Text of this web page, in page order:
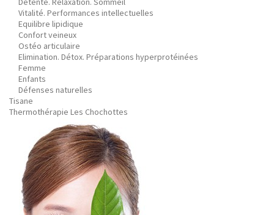
Vitalité. Performances intellectuelles
Equilibre lipidique
Confort veineux
Ostéo articulaire
Elimination. Détox. Préparations hyperprotéinées
Femme
Enfants
Défenses naturelles
Tisane
Thermothérapie Les Chochottes